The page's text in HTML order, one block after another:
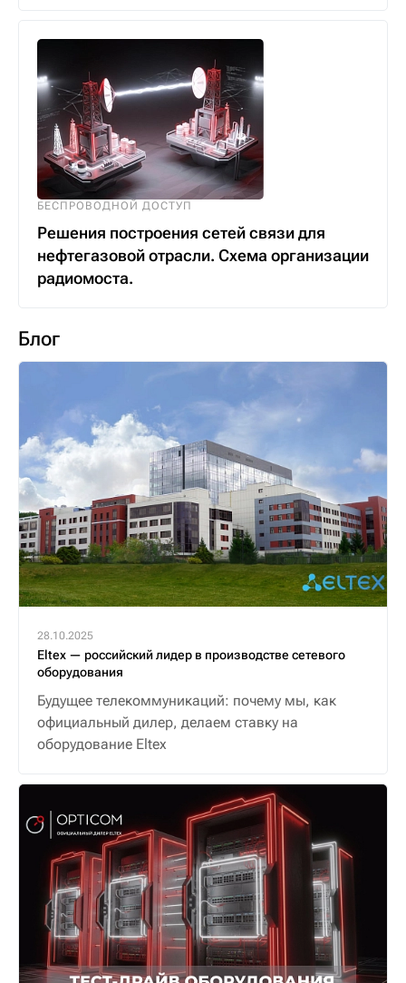
БЕСПРОВОДНОЙ ДОСТУП
Решения построения сетей связи для
нефтегазовой отрасли. Схема организации
радиомоста.
Блог
28.10.2025
Eltex — российский лидер в производстве сетевого
оборудования
Будущее телекоммуникаций: почему мы, как
официальный дилер, делаем ставку на
оборудование Eltex